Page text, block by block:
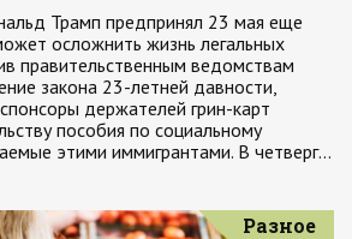
Трамп предпринял 23 мая еще
осложнить жизнь легальных
правительственным ведомствам
закона 23-летней давности,
держателей грин-карт
пособия по социальному
этими иммигрантами. В четверг…
Разное